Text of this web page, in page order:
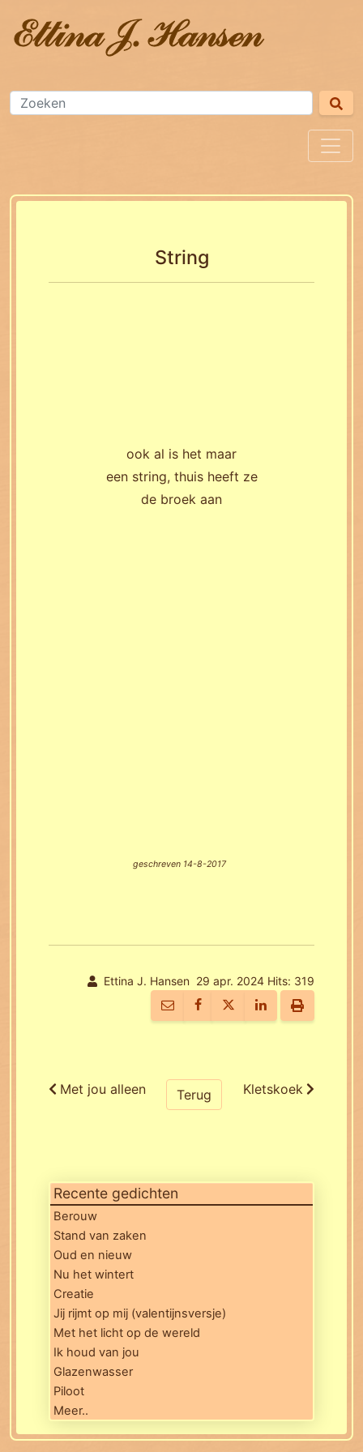
Recente gedichten
Berouw
Stand van zaken
Oud en nieuw
Nu het wintert
Creatie
Jij rijmt op mij (valentijnsversje)
Met het licht op de wereld
Ik houd van jou
Glazenwasser
Piloot
Meer..
String
ook al is het maar
een string, thuis heeft ze
de broek aan
geschreven 14-8-2017
Ettina J. Hansen 29 apr. 2024 Hits: 319
Met jou alleen Terug Kletskoek